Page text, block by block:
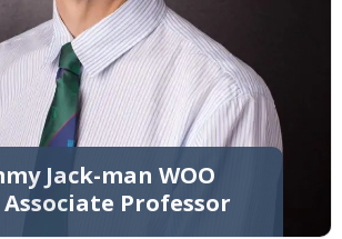
Jack-man WOO
Professor